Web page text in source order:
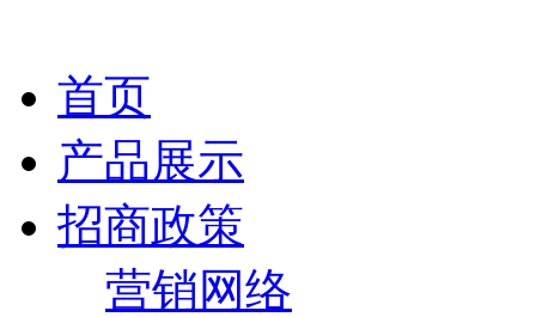
首页
产品展示
招商政策
营销网络